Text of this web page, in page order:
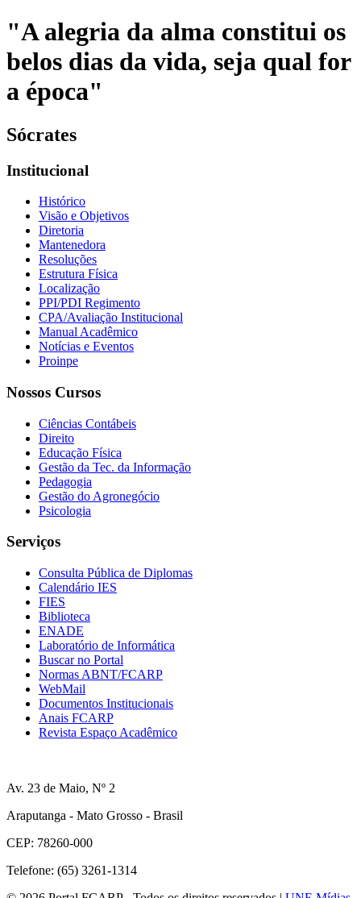
"A alegria da alma constitui os
belos dias da vida, seja qual for
a época"
Sócrates
Institucional
Histórico
Visão e Objetivos
Diretoria
Mantenedora
Resoluções
Estrutura Física
Localização
PPI/PDI Regimento
CPA/Avaliação Institucional
Manual Acadêmico
Notícias e Eventos
Proinpe
Nossos Cursos
Ciências Contábeis
Direito
Educação Física
Gestão da Tec. da Informação
Pedagogia
Gestão do Agronegócio
Psicologia
Serviços
Consulta Pública de Diplomas
Calendário IES
FIES
Biblioteca
ENADE
Laboratório de Informática
Buscar no Portal
Normas ABNT/FCARP
WebMail
Documentos Institucionais
Anais FCARP
Revista Espaço Acadêmico
Av. 23 de Maio, Nº 2
Araputanga - Mato Grosso - Brasil
CEP: 78260-000
Telefone: (65) 3261-1314